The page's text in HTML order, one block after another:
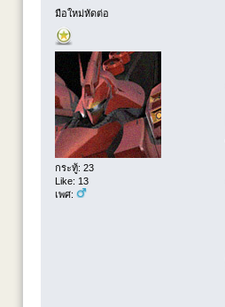
มือใหม่หัดต่อ
กระทู้: 23
Like: 13
เพศ: